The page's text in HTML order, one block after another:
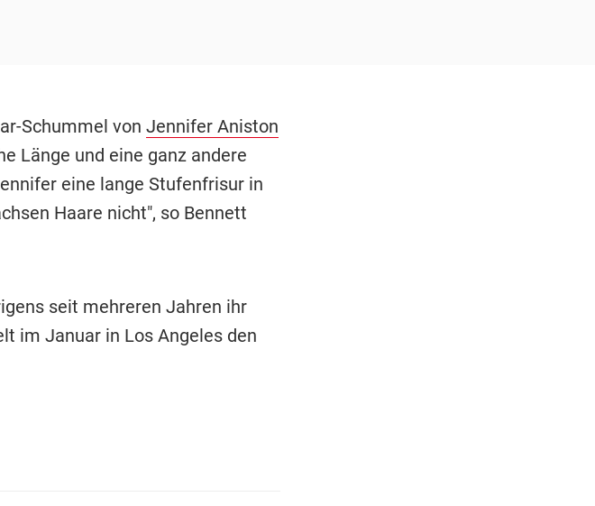
Schummel von Jennifer Aniston
Länge und eine ganz andere
eine lange Stufenfrisur in
Haare nicht", so Bennett
seit mehreren Jahren ihr
im Januar in Los Angeles den